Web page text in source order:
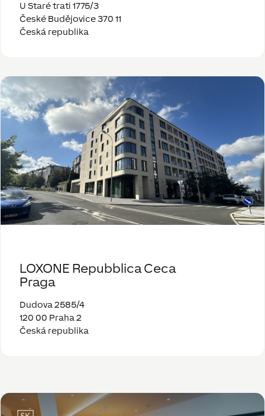
U Staré trati 1775/3
České Budějovice 370 11
Česká republika
LOXONE Repubblica Ceca
Praga
Dudova 2585/4
120 00 Praha 2
Česká republika